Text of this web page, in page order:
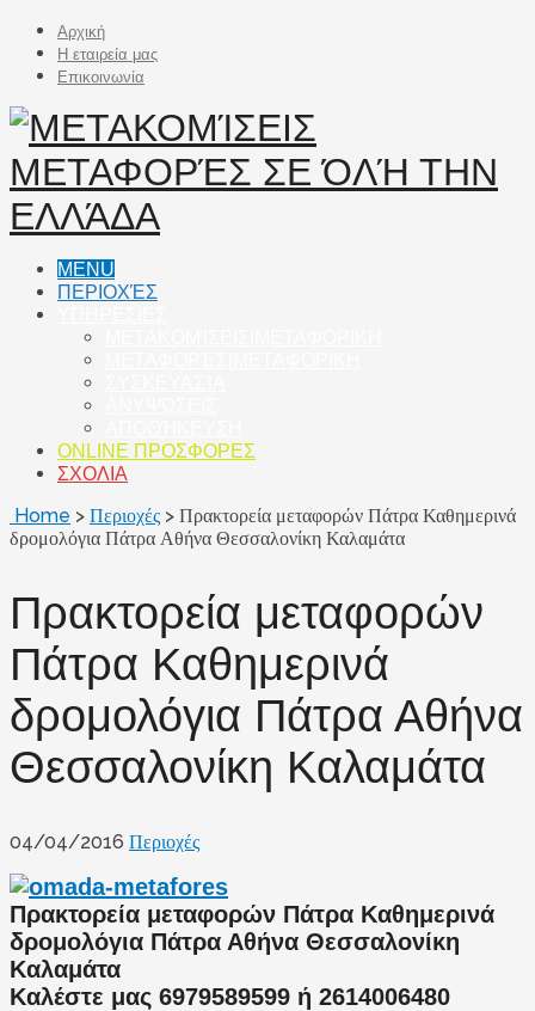
Αρχική
Η εταιρεία μας
Επικοινωνία
MENU
ΠΕΡΙΟΧΈΣ
ONLINE ΠΡΟΣΦΟΡΕΣ
ΣΧΟΛΙΑ
Home > Περιοχές > Πρακτορεία μεταφορών Πάτρα Καθημερινά
δρομολόγια Πάτρα Αθήνα Θεσσαλονίκη Καλαμάτα
Πρακτορεία μεταφορών
Πάτρα Καθημερινά
δρομολόγια Πάτρα Αθήνα
Θεσσαλονίκη Καλαμάτα
04/04/2016 Περιοχές
Πρακτορεία μεταφορών Πάτρα Καθημερινά
δρομολόγια Πάτρα Αθήνα Θεσσαλονίκη
Καλαμάτα
Καλέστε μας 6979589599 ή 2614006480